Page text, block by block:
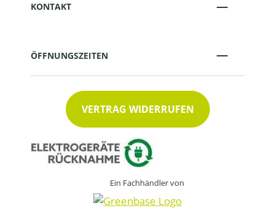
KONTAKT
ÖFFNUNGSZEITEN
VERTRAG WIDERRUFEN
Ein Fachhändler von